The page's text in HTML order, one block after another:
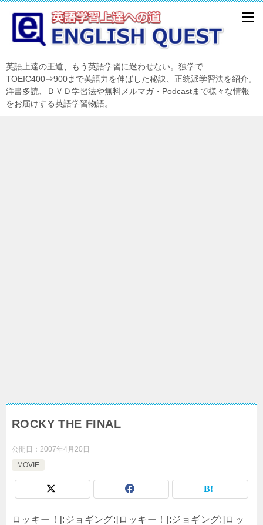
英語上達の王道、もう英語学習に迷わせない。独学で
TOEIC400⇒900まで英語力を伸ばした秘訣、正統派学習法を紹介。
洋書多読、ＤＶＤ学習法や無料メルマガ・Podcastまで様々な情報
をお届けする英語学習物語。
ROCKY THE FINAL
公開日： 2007年4月20日
MOVIE
ロッキー！[:ジョギング:]ロッキー！[:ジョギング:]ロッ